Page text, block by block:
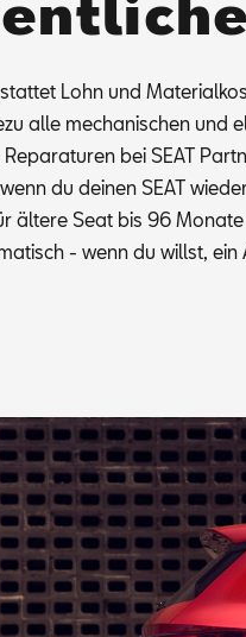
Lohn und
alle me­cha­ni­schen und
bei SEAT
du dei­nen SEAT
äl­te­re Seat bis 96
- wenn du willst, ein